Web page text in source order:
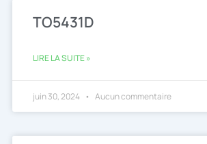
TO5431D
LIRE LA SUITE »
juin 30, 2024 Aucun commentaire